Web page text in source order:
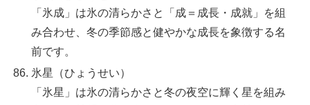
「氷成」は氷の清らかさと「成＝成長・成就」を組
み合わせ、冬の季節感と健やかな成長を象徴する名
前です。
氷星（ひょうせい）
「氷星」は氷の清らかさと冬の夜空に輝く星を組み